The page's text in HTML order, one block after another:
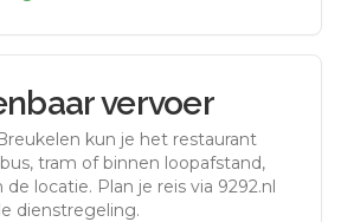
vervoer
kun je het restaurant
tram of binnen loopafstand,
de locatie. Plan je reis via 9292.nl
dienstregeling.